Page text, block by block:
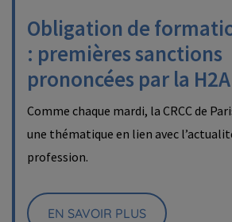
Obligation de
: premières sanctions
prononcées par la H2A
Comme chaque mardi, la CRCC de
une thématique en lien avec
profession.
EN SAVOIR PLUS